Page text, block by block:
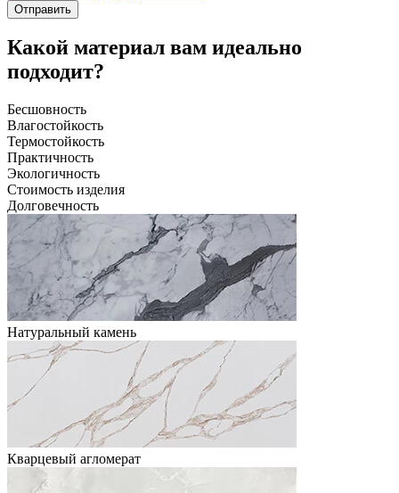
Отправить
Какой материал вам идеально
подходит?
Бесшовность
Влагостойкость
Термостойкость
Практичность
Экологичность
Стоимость изделия
Долговечность
Натуральный камень
Кварцевый агломерат